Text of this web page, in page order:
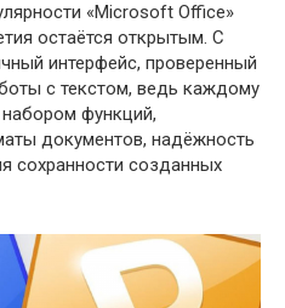
«Microsoft Office»
остаётся открытым. С
интерфейс, проверенный
с текстом, ведь каждому
функций,
документов, надёжность
сохранности созданных